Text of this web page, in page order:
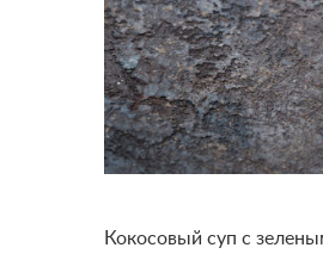
Кокосовый суп с